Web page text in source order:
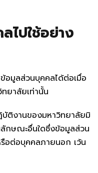
ไปใช้อย่าง
มูลส่วนบุคคลได้ต่อเมื่อ
ยาลัยเท่านั้น
ติงานของมหาวิทยาลัยมิ
ลักษณะอื่นใดซึ่งข้อมูลส่วน
อต่อบุคคลภายนอก เว้น